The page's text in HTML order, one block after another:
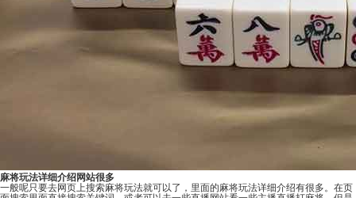
麻将玩法详细介绍网站很多
一般呢只要去网页上搜索麻将玩法就可以了，里面的麻将玩法详细介绍有很多。在页